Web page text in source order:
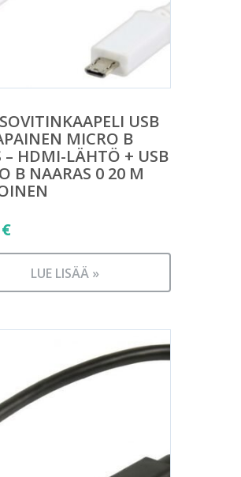
USB
MICRO B
– HDMI-LÄHTÖ + USB
B NAARAS 0 20 M
€
LUE LISÄÄ »